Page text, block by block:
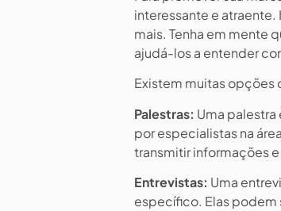
interessante e
mais. Tenha em mente
ajudá-los a entender
Existem muitas opções
Palestras: Uma
por especialistas na
transmitir informações
Entrevistas: Uma
específico. Elas podem